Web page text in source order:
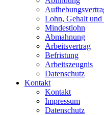
Lohn, Gehalt
Mindestlohn
Abmahnung
Arbeitsvertrag
Befristung
Arbeitszeugnis
Datenschutz
Kontakt
Kontakt
Impressum
Datenschutz